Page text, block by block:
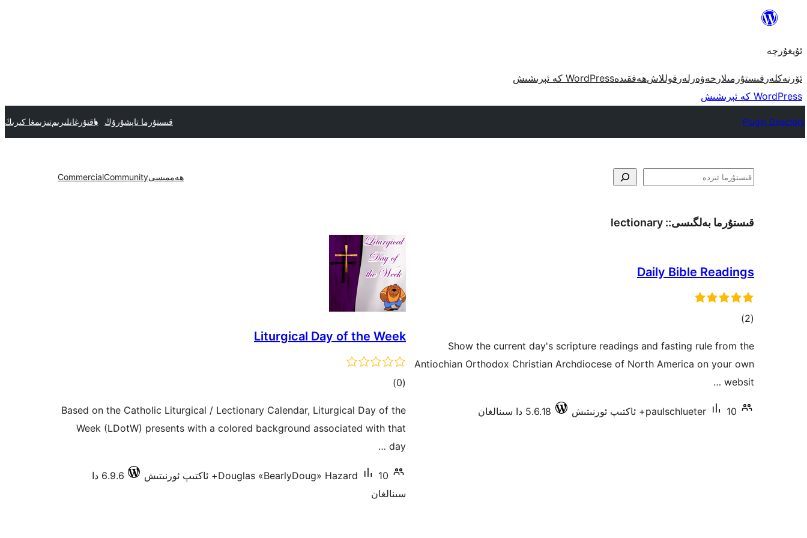
مەزمۇنغا
ئۇيغۇرچە
ئۆرنەكلەر قىستۇرمىلار خەۋەرلەر قوللاشھەققىدەWordPress كە ئېرىشىش
WordPress كە ئېرىشىش
Plugin Directory قىستۇرما تاپشۇرۇڭ ياقتۇرغانلىرىمتىزىمغا كىرىڭ
ئىزدە ھەممىسىCommunity
Commercial
قىستۇرما بەلگىسى:: lectionary
Daily Bible Readings
(2 ئومۇمىي)
Show the current day's scripture readings and fasting rule from the
Antiochian Orthodox Christian Archdiocese of North America on your own
websit …
paulschlueter 10+ ئاكتىپ ئورنىتىش 5.6.18 دا سىنالغان
Liturgical Day of the Week
(0 ئومۇمىي)
Based on the Catholic Liturgical / Lectionary Calendar, Liturgical Day of the
Week (LDotW) presents with a colored background associated with that
day …
Douglas «BearlyDoug» Hazard 10+ ئاكتىپ ئورنىتىش
6.9.6 دا
سىنالغان